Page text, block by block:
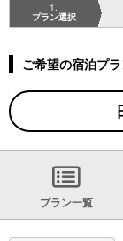
1
プラン選択
ご希望の宿泊プ
プラン一覧